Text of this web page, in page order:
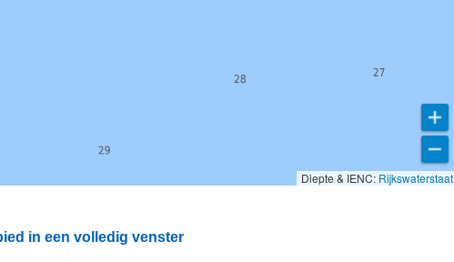
Diepte & IENC: Rijkswaterstaat
in een volledig venster